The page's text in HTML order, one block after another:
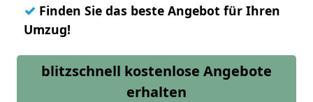
✓ Finden Sie das beste Angebot für Ihren
Umzug!
blitzschnell kostenlose Angebote
erhalten